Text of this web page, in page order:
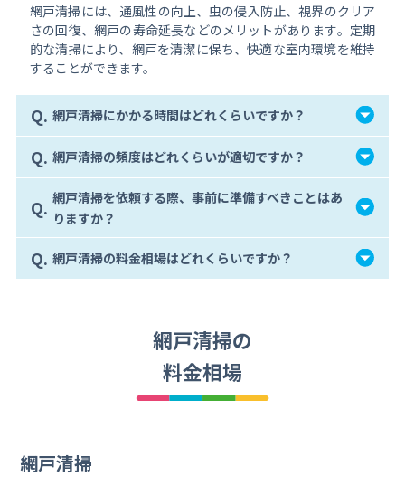
網戸清掃には、通風性の向上、虫の侵入防止、視界のクリア
さの回復、網戸の寿命延長などのメリットがあります。定期
的な清掃により、網戸を清潔に保ち、快適な室内環境を維持
することができます。
Q. 網戸清掃にかかる時間はどれくらいですか？
Q. 網戸清掃の頻度はどれくらいが適切ですか？
Q. 網戸清掃を依頼する際、事前に準備すべきことはあ
りますか？
Q. 網戸清掃の料金相場はどれくらいですか？
網戸清掃の
料金相場
網戸清掃